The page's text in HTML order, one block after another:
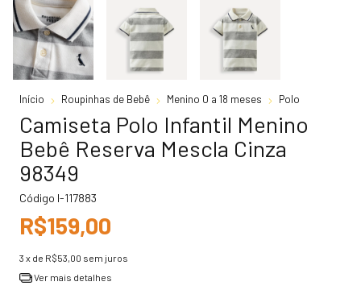
Início Roupinhas de Bebê Menino 0 a 18 meses Polo
Camiseta Polo Infantil Menino
Bebê Reserva Mescla Cinza
98349
Código I-117883
R$159,00
3 x de R$53,00 sem juros
Ver mais detalhes